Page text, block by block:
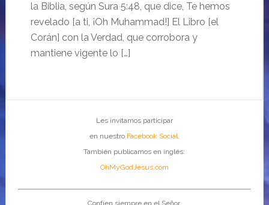
la Biblia, según Sura 5:48, que dice, Te hemos
revelado [a ti, ¡Oh Muhammad!] El Libro [el
Corán] con la Verdad, que corrobora y
mantiene vigente lo […]
Les invitamos participar
en nuestro Facebook Social.
También publicamos en inglés:
OhMyGodJesus.com
Confíen siempre en el Señor,